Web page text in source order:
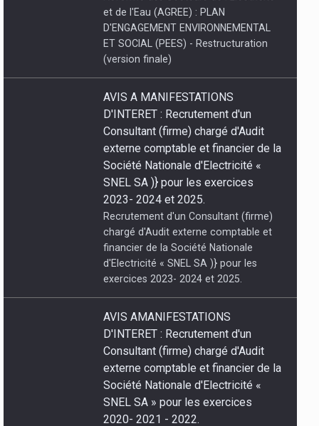
Société Nationale d'Electricité «
SNEL SA )} pour les exercices
2023- 2024 et 2025.
Recrutement d'un Consultant (firme)
chargé d'Audit externe comptable et
financier de la Société Nationale
d'Electricité « SNEL SA )} pour les
exercices 2023- 2024 et 2025.
AVIS AMANIFESTATIONS
D'INTERET : Recrutement d'un
Consultant (firme) chargé d'Audit
externe comptable et financier de la
Société Nationale d'Electricité «
SNEL SA » pour les exercices
2020- 2021 - 2022.
Recrutement d'un Consultant (firme)
chargé d'Audit externe comptable et
financier de la Société Nationale
d'Electricité « SNEL SA » pour les
exercices 2020- 2021 - 2022.
AVIS A MANIFESTATIONS
D’INTERET : Recrutement d’un
Consultant (firme) chargé du
07/08/2026 À